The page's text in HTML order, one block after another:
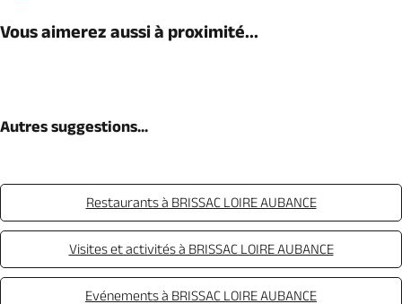
Vous aimerez aussi à proximité...
Autres suggestions...
Restaurants à BRISSAC LOIRE AUBANCE
Visites et activités à BRISSAC LOIRE AUBANCE
Evénements à BRISSAC LOIRE AUBANCE